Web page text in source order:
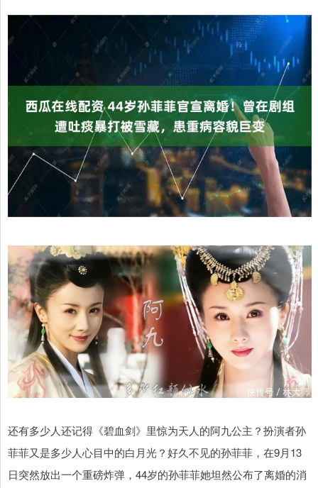
还有多少人还记得《碧血剑》里惊为天人的阿九公主？扮演者孙
菲菲又是多少人心目中的白月光？好久不见的孙菲菲，在9月13
日突然放出一个重磅炸弹，44岁的孙菲菲她坦然公布了离婚的消